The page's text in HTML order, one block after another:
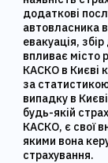
додаткові
автовласника
евакуація,
впливає місто
КАСКО в Києві
за
випадку в
будь-якій
КАСКО, є свої
якими вона
страхування.